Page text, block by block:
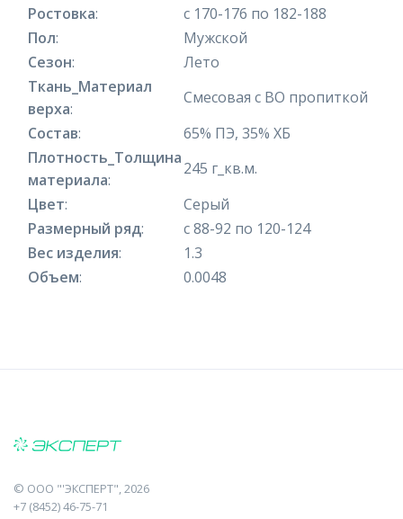
Ростовка:
с 170-176 по 182-188
Пол:
Мужской
Сезон:
Лето
Ткань_Материал
верха:
Смесовая с ВО пропиткой
Состав:
65% ПЭ, 35% ХБ
Плотность_Толщина
материала:
245 г_кв.м.
Цвет:
Серый
Размерный ряд:
с 88-92 по 120-124
Вес изделия:
1.3
Объем: 0.0048
© ООО "'ЭКСПЕРТ", 2026
+7 (8452) 46-75-71